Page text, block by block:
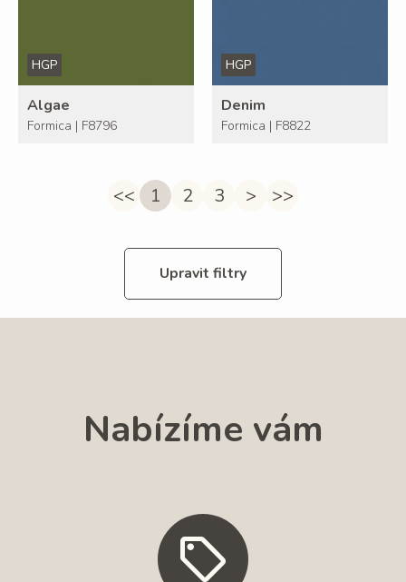
HGP
Algae
Formica | F8796
HGP
Denim
Formica | F8822
<< 1 2 3 > >>
Upravit filtry
Nabízíme vám